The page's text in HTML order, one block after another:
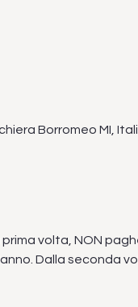
Borromeo MI,
volta, NON
Dalla seconda